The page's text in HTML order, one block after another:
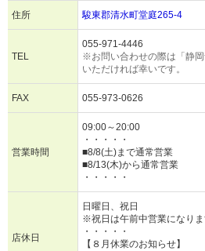
住所 駿東郡清水町堂庭265-4
TEL
055-971-4446
※お問い合わせの際は「静
いただければ幸いです。
FAX 055-973-0626
営業時間
09:00～20:00
・・・・・
■8/8(土)まで通常営業
■8/13(木)から通常営業
・・・・・
店休日
日曜日、祝日
※祝日は午前中営業になりま
・・・・・
【８月休業のお知らせ】